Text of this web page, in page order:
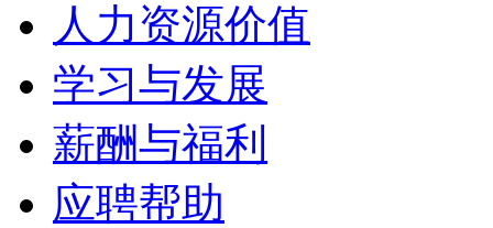
人力资源价值
学习与发展
薪酬与福利
应聘帮助